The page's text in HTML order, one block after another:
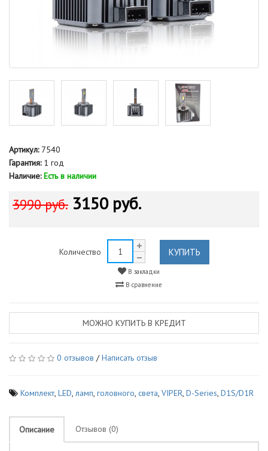
Артикул:7540
Гарантия:1 год
Наличие: Есть в наличии
3990 руб. 3150 руб.
Количество КУПИТЬ
В закладки
В сравнение
МОЖНО КУПИТЬ В КРЕДИТ
0 отзывов /Написать отзыв
Комплект, LED, ламп, головного, света, VIPER, D-Series, D1S/D1R
Описание Отзывов (0)